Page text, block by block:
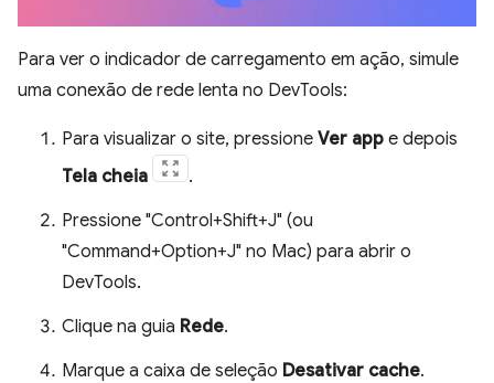
Para ver o indicador de carregamento em ação, simule
uma conexão de rede lenta no DevTools:
Para visualizar o site, pressione Ver app e depois
Tela cheia
.
Pressione "Control+Shift+J" (ou
"Command+Option+J" no Mac) para abrir o
DevTools.
Clique na guia Rede.
Marque a caixa de seleção Desativar cache.